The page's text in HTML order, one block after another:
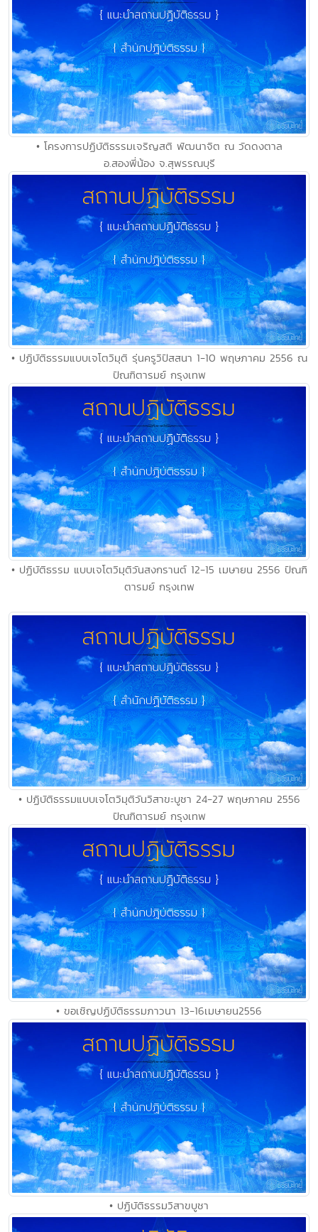
• โครงการปฏิบัติธรรมเจริญสติ พัฒนาจิต ณ วัดดงตาล
อ.สองพี่น้อง จ.สุพรรณบุรี
• ปฏิบัติธรรมแบบเจโตวิมุติ รุ่นครูวิปัสสนา 1-10 พฤษภาคม 2556 ณ
ปัณฑิตารมย์ กรุงเทพ
• ปฏิบัติธรรม แบบเจโตวิมุติวันสงกรานต์ 12-15 เมษายน 2556 ปัณฑิ
ตารมย์ กรุงเทพ
• ปฏิบัติธรรมแบบเจโตวิมุติวันวิสาขะบูชา 24-27 พฤษภาคม 2556
ปัณฑิตารมย์ กรุงเทพ
• ขอเชิญปฏิบัติธรรมภาวนา 13-16เมษายน2556
• ปฏิบัติธรรมวิสาขบูชา